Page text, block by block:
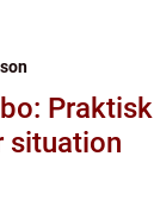
Praktisk
situation